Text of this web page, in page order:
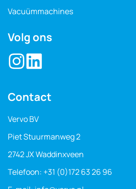
Vacuüm­machines
Volg ons
Contact
Vervo BV
Piet Stuurmanweg 2
2742 JX Waddinxveen
Telefoon: +31 (0)172 63 26 96